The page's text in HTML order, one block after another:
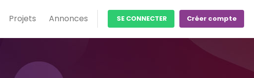
Projets Annonces SE CONNECTER Créer compte